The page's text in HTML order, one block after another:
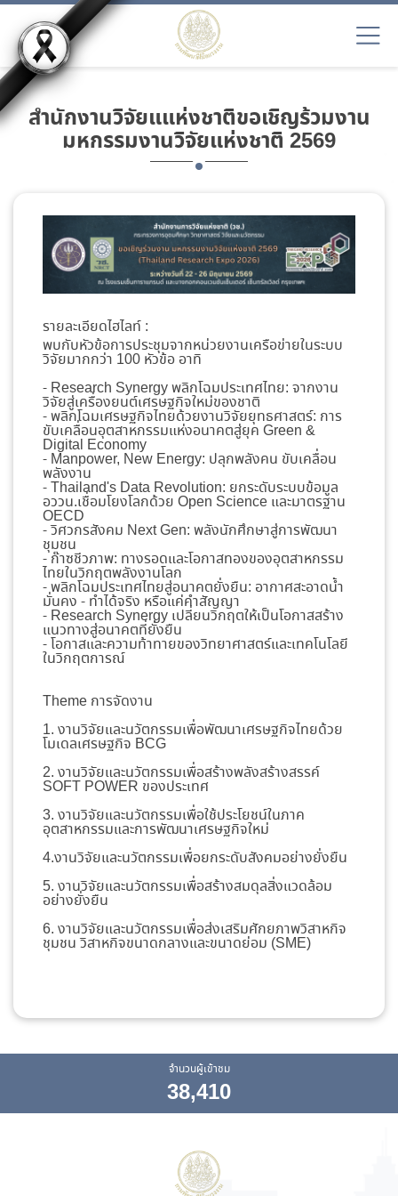
สำนักงานวิจัยแแห่งชาติขอเชิญร้วมงาน
มหกรรมงานวิจัยแห่งชาติ 2569
รายละเอียดไฮไลท์ :
พบกับหัวข้อการประชุมจากหน่วยงานเครือข่ายในระบบ
วิจัยมากกว่า 100 หัวข้อ อาทิ
- Research Synergy พลิกโฉมประเทศไทย: จากงาน
วิจัยสู่เครื่องยนต์เศรษฐกิจใหม่ของชาติ
- พลิกโฉมเศรษฐกิจไทยด้วยงานวิจัยยุทธศาสตร์: การ
ขับเคลื่อนอุตสาหกรรมแห่งอนาคตสู่ยุค Green &
Digital Economy
- Manpower, New Energy: ปลุกพลังคน ขับเคลื่อน
พลังงาน
- Thailand's Data Revolution: ยกระดับระบบข้อมูล
อววน.เชื่อมโยงโลกด้วย Open Science และมาตรฐาน
OECD
- วิศวกรสังคม Next Gen: พลังนักศึกษาสู่การพัฒนา
ชุมชน
- ก๊าซชีวภาพ: ทางรอดและโอกาสทองของอุตสาหกรรม
ไทยในวิกฤตพลังงานโลก
- พลิกโฉมประเทศไทยสู่อนาคตยั่งยืน: อากาศสะอาดน้ำ
มั่นคง - ทำได้จริง หรือแค่คำสัญญา
- Research Synergy เปลี่ยนวิกฤตให้เป็นโอกาสสร้าง
แนวทางสู่อนาคตที่ยั่งยืน
- โอกาสและความท้าทายของวิทยาศาสตร์และเทคโนโลยี
ในวิกฤตการณ์
Theme การจัดงาน
1. งานวิจัยและนวัตกรรมเพื่อพัฒนาเศรษฐกิจไทยด้วย
โมเดลเศรษฐกิจ BCG
2. งานวิจัยและนวัตกรรมเพื่อสร้างพลังสร้างสรรค์
SOFT POWER ของประเทศ
3. งานวิจัยและนวัตกรรมเพื่อใช้ประโยชน์ในภาค
อุตสาหกรรมและการพัฒนาเศรษฐกิจใหม่
4.งานวิจัยและนวัตกรรมเพื่อยกระดับสังคมอย่างยั่งยืน
5. งานวิจัยและนวัตกรรมเพื่อสร้างสมดุลสิ่งแวดล้อม
อย่างยั่งยืน
6. งานวิจัยและนวัตกรรมเพื่อส่งเสริมศักยภาพวิสาหกิจ
ชุมชน วิสาหกิจขนาดกลางและขนาดย่อม (SME)
จำนวนผู้เข้าชม
38,410